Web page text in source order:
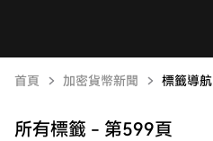
首頁 加密貨幣新聞 標籤導航
所有標籤 - 第599頁